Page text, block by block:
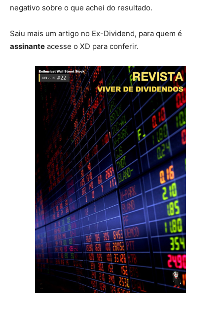
negativo sobre o que achei do resultado.
Saiu mais um artigo no Ex-Dividend, para quem é
assinante acesse o XD para conferir.